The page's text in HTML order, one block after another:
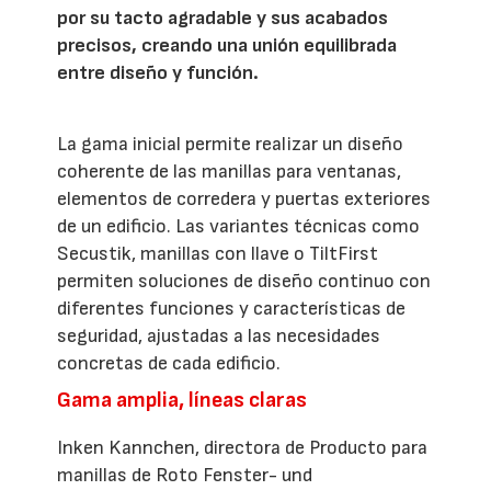
por su tacto agradable y sus acabados
precisos, creando una unión equilibrada
entre diseño y función.
La gama inicial permite realizar un diseño
coherente de las manillas para ventanas,
elementos de corredera y puertas exteriores
de un edificio. Las variantes técnicas como
Secustik, manillas con llave o TiltFirst
permiten soluciones de diseño continuo con
diferentes funciones y características de
seguridad, ajustadas a las necesidades
concretas de cada edificio.
Gama amplia, líneas claras
Inken Kannchen, directora de Producto para
manillas de Roto Fenster- und